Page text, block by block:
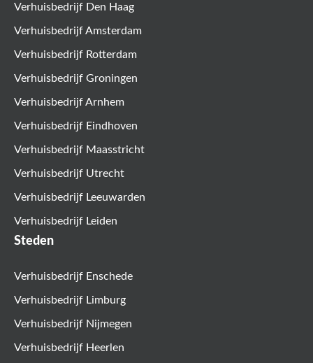
Verhuisbedrijf Den Haag
Verhuisbedrijf Amsterdam
Verhuisbedrijf Rotterdam
Verhuisbedrijf Groningen
Verhuisbedrijf Arnhem
Verhuisbedrijf Eindhoven
Verhuisbedrijf Maasstricht
Verhuisbedrijf Utrecht
Verhuisbedrijf Leeuwarden
Verhuisbedrijf Leiden
Steden
Verhuisbedrijf Enschede
Verhuisbedrijf Limburg
Verhuisbedrijf Nijmegen
Verhuisbedrijf Heerlen